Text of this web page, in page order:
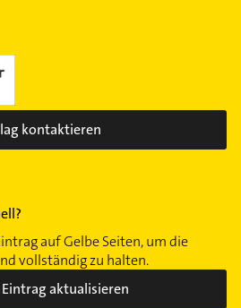
kontaktieren
auf Gelbe Seiten, um die
vollständig zu halten.
aktualisieren